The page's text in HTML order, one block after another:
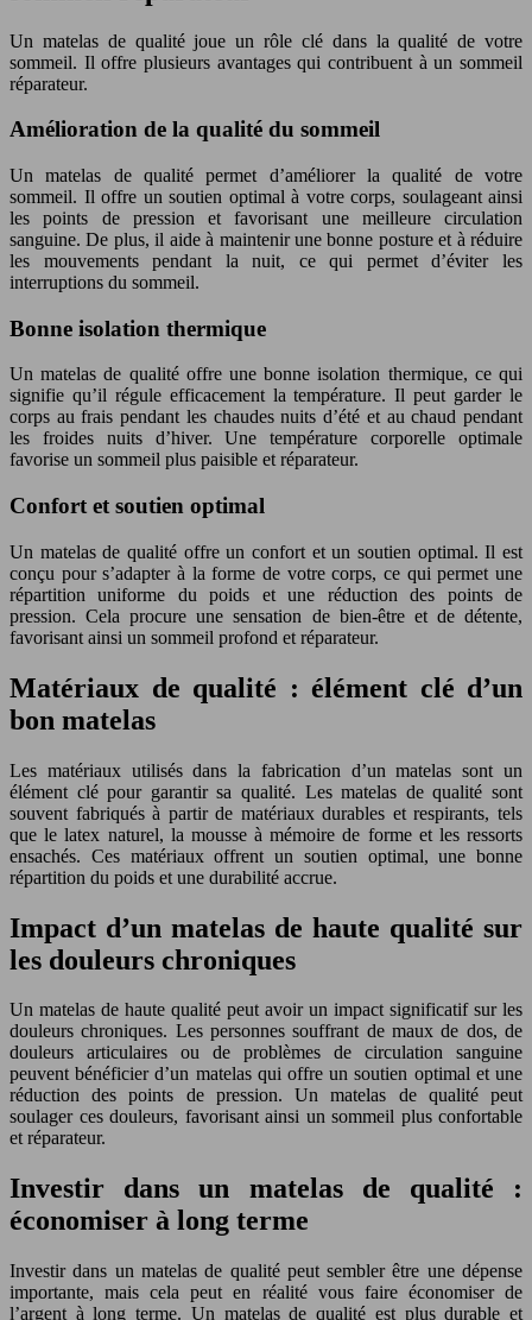
Un matelas de qualité joue un rôle clé dans la qualité de votre
sommeil. Il offre plusieurs avantages qui contribuent à un sommeil
réparateur.
Amélioration de la qualité du sommeil
Un matelas de qualité permet d’améliorer la qualité de votre
sommeil. Il offre un soutien optimal à votre corps, soulageant ainsi
les points de pression et favorisant une meilleure circulation
sanguine. De plus, il aide à maintenir une bonne posture et à réduire
les mouvements pendant la nuit, ce qui permet d’éviter les
interruptions du sommeil.
Bonne isolation thermique
Un matelas de qualité offre une bonne isolation thermique, ce qui
signifie qu’il régule efficacement la température. Il peut garder le
corps au frais pendant les chaudes nuits d’été et au chaud pendant
les froides nuits d’hiver. Une température corporelle optimale
favorise un sommeil plus paisible et réparateur.
Confort et soutien optimal
Un matelas de qualité offre un confort et un soutien optimal. Il est
conçu pour s’adapter à la forme de votre corps, ce qui permet une
répartition uniforme du poids et une réduction des points de
pression. Cela procure une sensation de bien-être et de détente,
favorisant ainsi un sommeil profond et réparateur.
Matériaux de qualité : élément clé d’un
bon matelas
Les matériaux utilisés dans la fabrication d’un matelas sont un
élément clé pour garantir sa qualité. Les matelas de qualité sont
souvent fabriqués à partir de matériaux durables et respirants, tels
que le latex naturel, la mousse à mémoire de forme et les ressorts
ensachés. Ces matériaux offrent un soutien optimal, une bonne
répartition du poids et une durabilité accrue.
Impact d’un matelas de haute qualité sur
les douleurs chroniques
Un matelas de haute qualité peut avoir un impact significatif sur les
douleurs chroniques. Les personnes souffrant de maux de dos, de
douleurs articulaires ou de problèmes de circulation sanguine
peuvent bénéficier d’un matelas qui offre un soutien optimal et une
réduction des points de pression. Un matelas de qualité peut
soulager ces douleurs, favorisant ainsi un sommeil plus confortable
et réparateur.
Investir dans un matelas de qualité :
économiser à long terme
Investir dans un matelas de qualité peut sembler être une dépense
importante, mais cela peut en réalité vous faire économiser de
l’argent à long terme. Un matelas de qualité est plus durable et